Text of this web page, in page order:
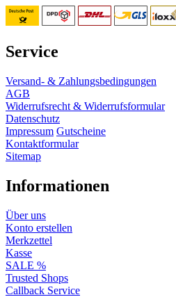
Service
Versand- & Zahlungsbedingungen
AGB
Widerrufsrecht & Widerrufsformular
Datenschutz
Impressum Gutscheine
Kontaktformular
Sitemap
Informationen
Über uns
Konto erstellen
Merkzettel
Kasse
SALE %
Trusted Shops
Callback Service